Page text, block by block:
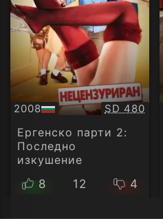
2008
БГ
аудио
Качество:
SD 480
Ергенско парти 2:
Последно
изкушение
8
12 4